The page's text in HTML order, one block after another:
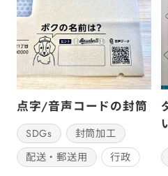
点字/音声コードの封筒
SDGs
封筒加工
配送・郵送用
行政